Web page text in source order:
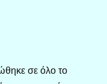
σε όλο το